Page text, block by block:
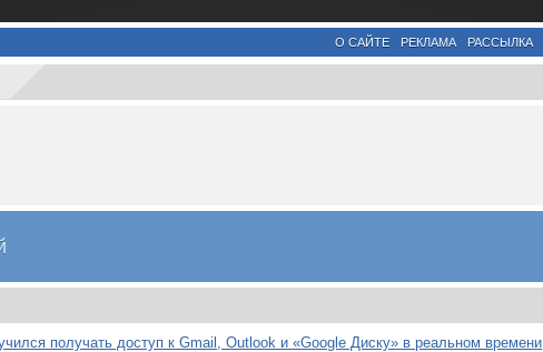
О САЙТЕ РЕКЛАМА РАССЫЛКА
получать доступ к Gmail, Outlook и «Google Диску» в реальном времени